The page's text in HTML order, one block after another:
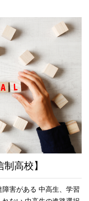
高校】
害がある 中高生、学習